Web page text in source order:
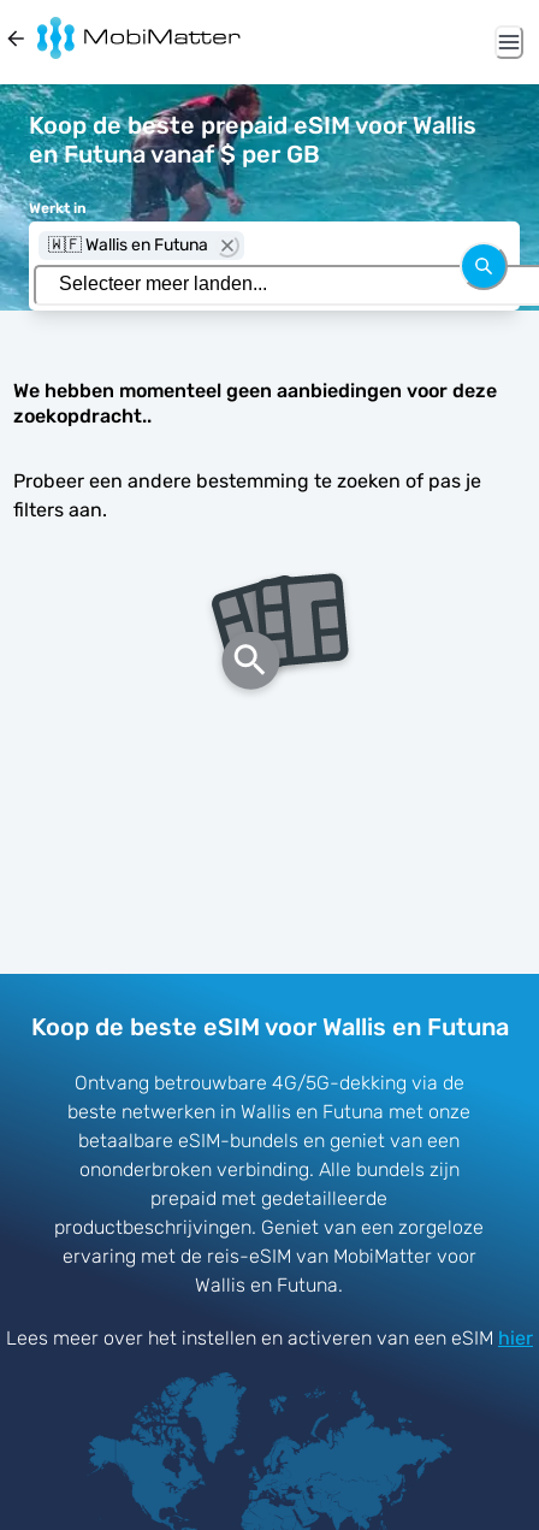
Koop de beste prepaid eSIM voor Wallis
en Futuna vanaf $ per GB
Werkt in
🇼🇫 Wallis en Futuna
We hebben momenteel geen aanbiedingen voor deze
zoekopdracht..
Probeer een andere bestemming te zoeken of pas je
filters aan.
Koop de beste eSIM voor Wallis en Futuna
Ontvang betrouwbare 4G/5G-dekking via de
beste netwerken in Wallis en Futuna met onze
betaalbare eSIM-bundels en geniet van een
ononderbroken verbinding. Alle bundels zijn
prepaid met gedetailleerde
productbeschrijvingen. Geniet van een zorgeloze
ervaring met de reis-eSIM van MobiMatter voor
Wallis en Futuna.
Lees meer over het instellen en activeren van een eSIM hier